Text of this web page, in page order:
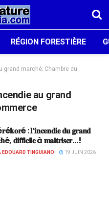
RÉGION FORESTIÈRE
grand marché; Chambre du
au grand
: 𝐥’𝐢𝐧𝐜𝐞𝐧𝐝𝐢𝐞 𝐝𝐮 𝐠𝐫𝐚𝐧𝐝
𝐝𝐢𝐟𝐟𝐢𝐜𝐢𝐥𝐞 à 𝐦𝐚𝐢𝐭𝐫𝐢𝐬𝐞𝐫…!
EDOUARD TINGUIANO 19 JUIN 2026